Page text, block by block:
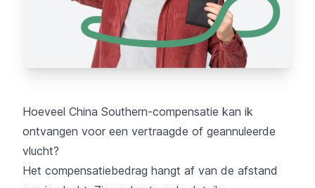
Hoeveel China Southern-compensatie kan ik
ontvangen voor een vertraagde of geannuleerde
vlucht?
Het compensatiebedrag hangt af van de afstand